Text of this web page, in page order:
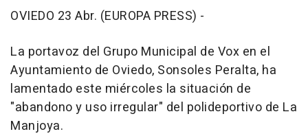
OVIEDO 23 Abr. (EUROPA PRESS) -
La portavoz del Grupo Municipal de Vox en el
Ayuntamiento de Oviedo, Sonsoles Peralta, ha
lamentado este miércoles la situación de
"abandono y uso irregular" del polideportivo de La
Manjoya.